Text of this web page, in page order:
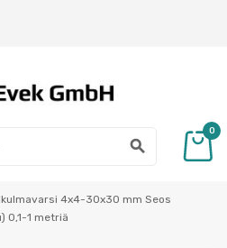
search
0
4x4-30x30 mm Seos
0,1-1 metriä